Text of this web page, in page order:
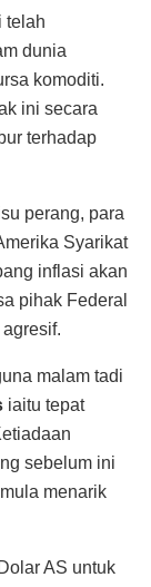
telah
dunia
komoditi.
ini secara
terhadap
perang, para
Syarikat
inflasi akan
pihak Federal
malam tadi
iaitu tepat
sebelum ini
menarik
AS untuk